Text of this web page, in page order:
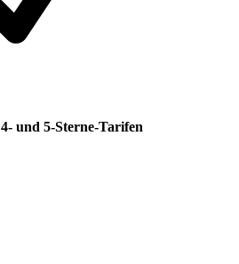
4- und 5-Sterne-Tarifen